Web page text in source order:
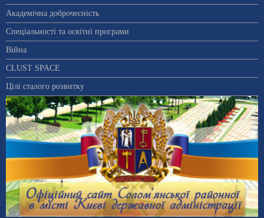
Академічна доброчесність
Спеціальності та освітні програми
Війна
CLUST SPACE
Цілі сталого розвитку